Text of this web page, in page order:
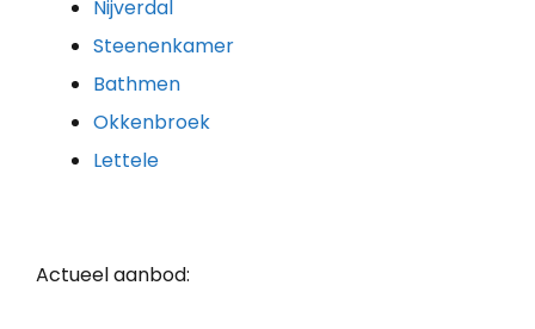
Nijverdal
Steenenkamer
Bathmen
Okkenbroek
Lettele
Actueel aanbod: